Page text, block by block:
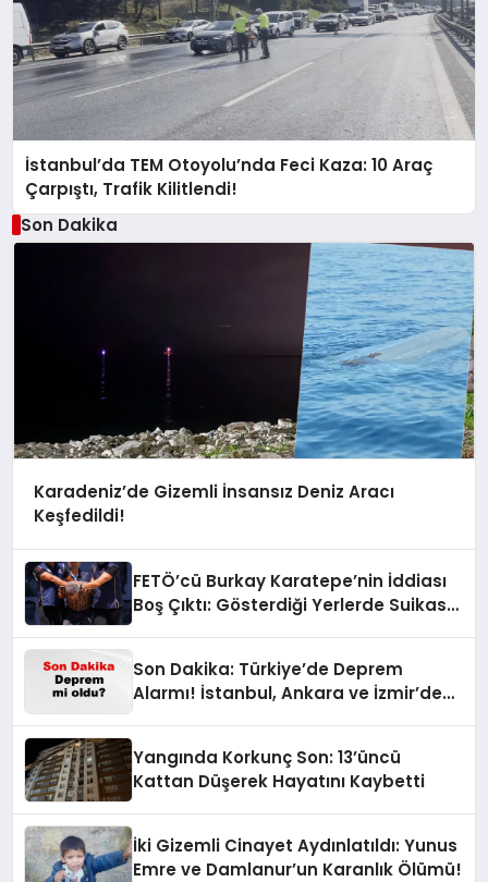
İstanbul’da TEM Otoyolu’nda Feci Kaza: 10 Araç
Çarpıştı, Trafik Kilitlendi!
Son Dakika
Karadeniz’de Gizemli İnsansız Deniz Aracı
Keşfedildi!
FETÖ’cü Burkay Karatepe’nin İddiası
Boş Çıktı: Gösterdiği Yerlerde Suikast
Son Dakika: Türkiye’de Deprem
Alarmı! İstanbul, Ankara ve İzmir’de
Yangında Korkunç Son: 13’üncü
Kattan Düşerek Hayatını Kaybetti
İki Gizemli Cinayet Aydınlatıldı: Yunus
Emre ve Damlanur’un Karanlık Ölümü!